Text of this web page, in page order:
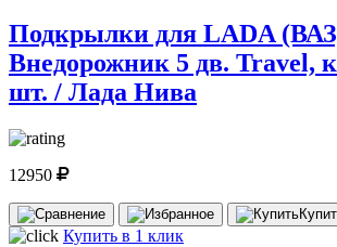
Подкрылки для LADA
Внедорожник 5 дв. Travel,
шт. / Лада Нива
12950
Купить в 1 клик